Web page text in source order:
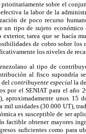
sobre el
la labor de la
de poco recurso
tipo de sujeto económico
exterior, tarea que se hacía
de cobro sobre los
los niveles de
al tipo de
al fisco supondría
del contribuyente especialla
por el SENIAT para el año
unos 15
unidades (30.000 UT),
es susceptible de ser
factible obtener mayores
suficientes como para